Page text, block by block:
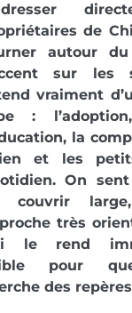
de
autour
sur les
vraiment
:
la
et les
On
couvrir
très
le rend
pour
des